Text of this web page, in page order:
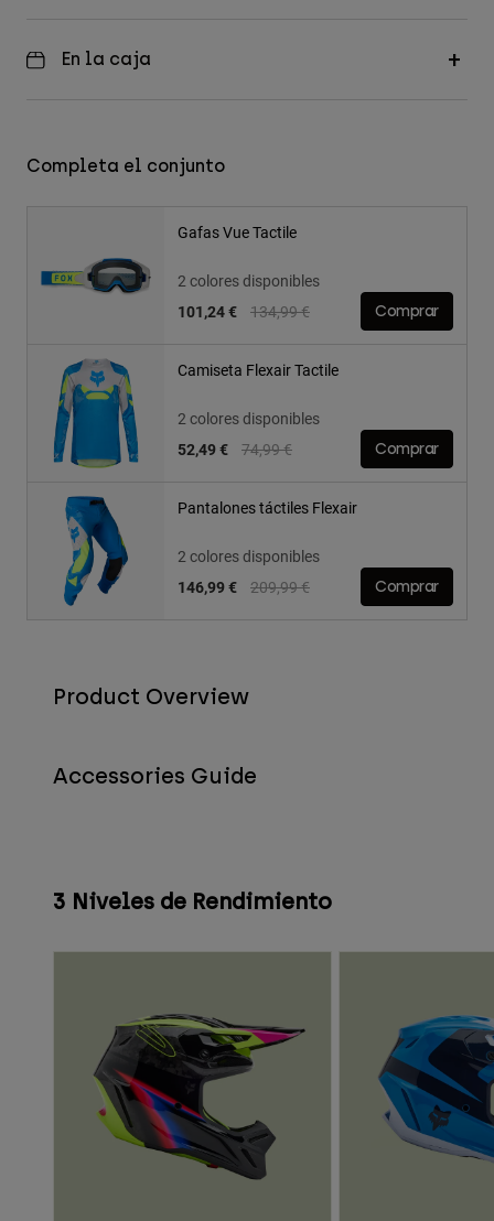
En la caja
Completa el conjunto
Gafas Vue Tactile
2 colores disponibles
Price reduced from
134,99 €to
101,24 € Comprar
Camiseta Flexair Tactile
2 colores disponibles
Price reduced from
74,99 €to
52,49 € Comprar
Pantalones táctiles Flexair
2 colores disponibles
Price reduced from
209,99 €to
146,99 € Comprar
Product Overview
Accessories Guide
3 Niveles de Rendimiento